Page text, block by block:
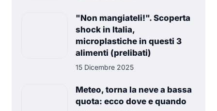
"Non mangiateli!". Scoperta
shock in Italia,
microplastiche in questi 3
alimenti (prelibati)
15 Dicembre 2025
Meteo, torna la neve a bassa
quota: ecco dove e quando